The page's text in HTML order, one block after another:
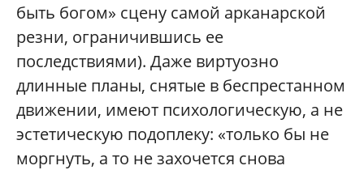
быть богом» сцену самой арканарской
резни, ограничившись ее
последствиями). Даже виртуозно
длинные планы, снятые в беспрестанном
движении, имеют психологическую, а не
эстетическую подоплеку: «только бы не
моргнуть, а то не захочется снова